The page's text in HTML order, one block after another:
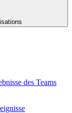
des Teams